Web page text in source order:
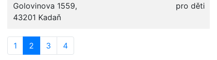
Golovinova 1559,
43201 Kadaň
pro děti
1 2 3 4